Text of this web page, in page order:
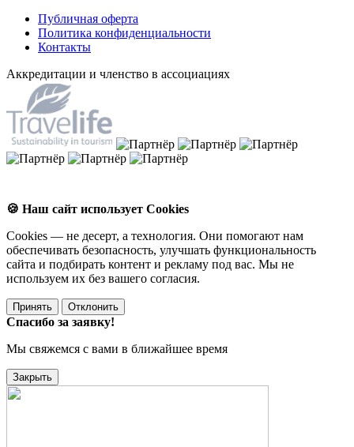
Публичная оферта
Политика конфиденциальности
Контакты
Аккредитации и членство в ассоциациях
🍪 Наш сайт использует Cookies
Cookies — не десерт, а технология. Они помогают нам
обеспечивать безопасность, улучшать функциональность
сайта и подбирать контент и рекламу под вас. Мы не
используем их без вашего согласия.
Принять Отклонить
Спасибо за заявку!
Мы свяжемся с вами в ближайшее время
Закрыть